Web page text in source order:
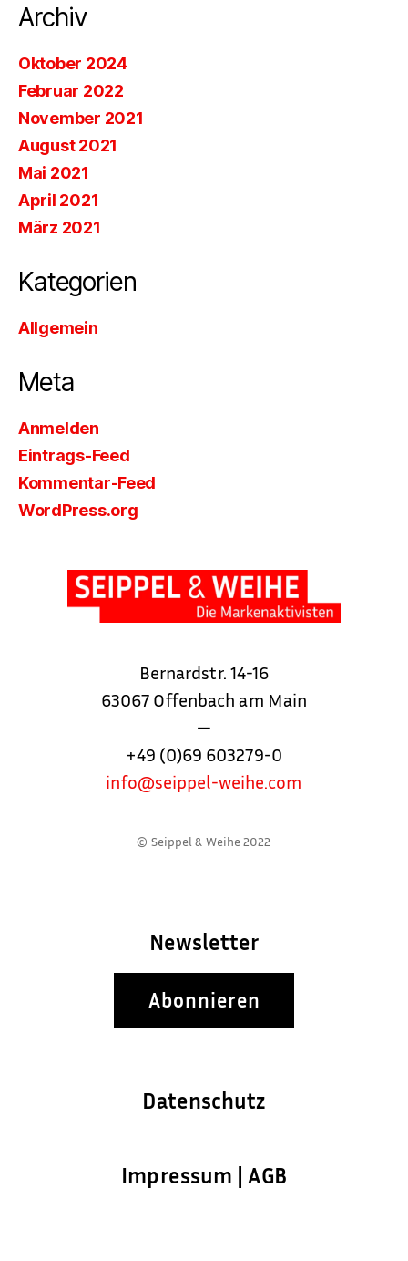
Archiv
Oktober 2024
Februar 2022
November 2021
August 2021
Mai 2021
April 2021
März 2021
Kategorien
Allgemein
Meta
Anmelden
Eintrags-Feed
Kommentar-Feed
WordPress.org
Bernardstr. 14-16
63067 Offenbach am Main
—
+49 (0)69 603279-0
info@seippel-weihe.com
© Seippel & Weihe 2022
Newsletter
Abonnieren
Datenschutz
Impressum | AGB